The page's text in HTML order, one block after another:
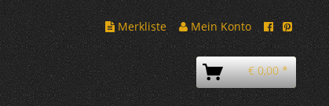
Merkliste
Mein Konto
€ 0,00 *